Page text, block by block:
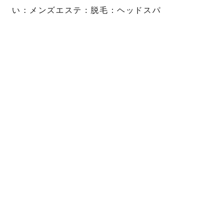
い：メンズエステ：脱毛：ヘッドスパ